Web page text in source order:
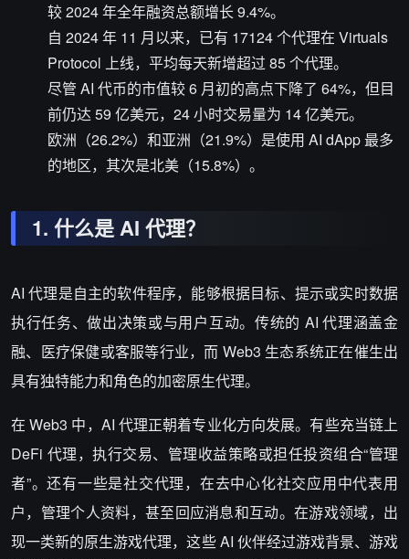
较 2024 年全年融资总额增长 9.4%。
自 2024 年 11 月以来，已有 17124 个代理在 Virtuals
Protocol 上线，平均每天新增超过 85 个代理。
尽管 AI 代币的市值较 6 月初的高点下降了 64%，但目
前仍达 59 亿美元，24 小时交易量为 14 亿美元。
欧洲（26.2%）和亚洲（21.9%）是使用 AI dApp 最多
的地区，其次是北美（15.8%）。
1. 什么是AI 代理？
AI 代理是自主的软件程序，能够根据目标、提示或实时数据
执行任务、做出决策或与用户互动。传统的 AI 代理涵盖金
融、医疗保健或客服等行业，而 Web3 生态系统正在催生出
具有独特能力和角色的加密原生代理。
在 Web3 中，AI 代理正朝着专业化方向发展。有些充当链上
DeFi 代理，执行交易、管理收益策略或担任投资组合“管理
者”。还有一些是社交代理，在去中心化社交应用中代表用
户，管理个人资料，甚至回应消息和互动。在游戏领域，出
现一类新的原生游戏代理，这些 AI 伙伴经过游戏背景、游戏